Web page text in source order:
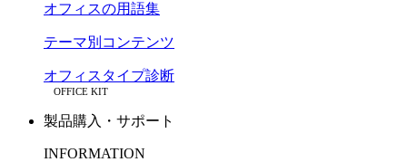
オフィスの用語集
テーマ別コンテンツ
オフィスタイプ診断
OFFICE KIT
製品購入・サポート
INFORMATION